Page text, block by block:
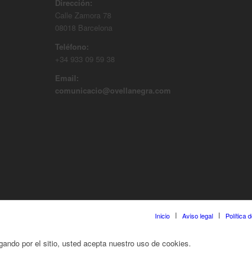
Dirección:
Calle Zamora 78
08018 Barcelona
Teléfono:
+34 933 09 59 38
Email:
comunicacio@ovellanegra.com
Inicio Aviso legal Política
por el sitio, usted acepta nuestro uso de cookies.